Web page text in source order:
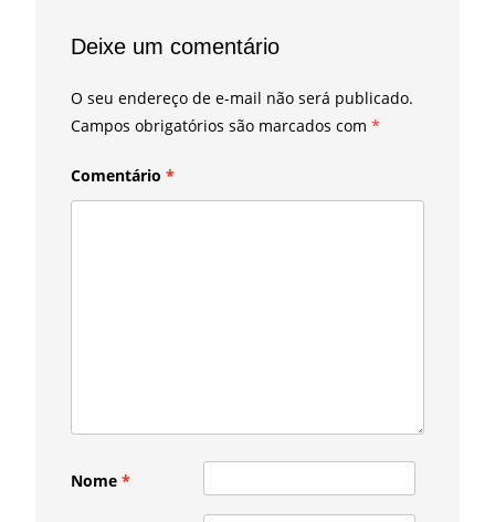
Deixe um comentário
O seu endereço de e-mail não será publicado.
Campos obrigatórios são marcados com *
Comentário *
Nome *